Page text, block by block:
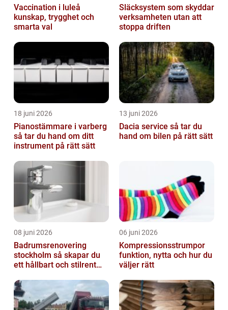
Vaccination i luleå
kunskap, trygghet och
smarta val
Släcksystem som skyddar
verksamheten utan att
stoppa driften
18 juni 2026
Pianostämmare i varberg
så tar du hand om ditt
instrument på rätt sätt
13 juni 2026
Dacia service så tar du
hand om bilen på rätt sätt
08 juni 2026
Badrumsrenovering
stockholm så skapar du
ett hållbart och stilrent
06 juni 2026
Kompressionsstrumpor
funktion, nytta och hur du
väljer rätt